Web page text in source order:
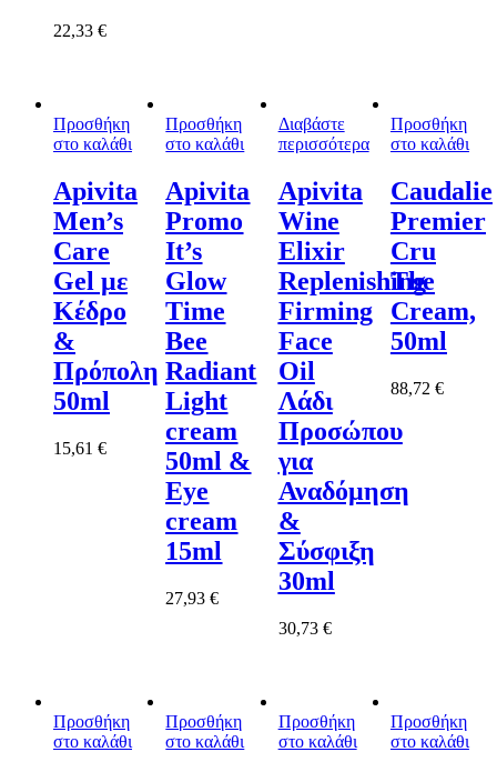
22,33 €
Προσθήκη
στο καλάθι
Apivita
Men’s
Care
Gel με
Κέδρο
&
Πρόπολη
50ml
15,61 €
Προσθήκη
στο καλάθι
Apivita
Promo
It’s
Glow
Time
Bee
Radiant
Light
cream
50ml &
Eye
cream
15ml
27,93€
Διαβάστε
περισσότερα
Apivita
Wine
Elixir
Replenishing
Firming
Face
Oil
Λάδι
Προσώπου
για
Αναδόμηση
&
Σύσφιξη
30ml
30,73 €
Προσθήκη
στο καλάθι
Caudalie
Premier
Cru
The
Cream,
50ml
88,72 €
Προσθήκη
στο καλάθι
Προσθήκη
στο καλάθι
Προσθήκη
στο καλάθι
Προσθήκη
στο καλάθι